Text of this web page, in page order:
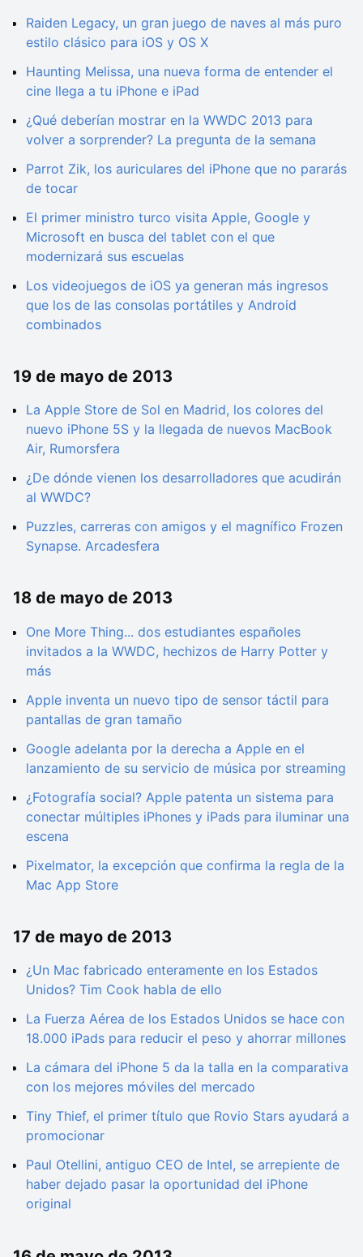
Raiden Legacy, un gran juego de naves al más puro
estilo clásico para iOS y OS X
Haunting Melissa, una nueva forma de entender el
cine llega a tu iPhone e iPad
¿Qué deberían mostrar en la WWDC 2013 para
volver a sorprender? La pregunta de la semana
Parrot Zik, los auriculares del iPhone que no pararás
de tocar
El primer ministro turco visita Apple, Google y
Microsoft en busca del tablet con el que
modernizará sus escuelas
Los videojuegos de iOS ya generan más ingresos
que los de las consolas portátiles y Android
combinados
19 de mayo de 2013
La Apple Store de Sol en Madrid, los colores del
nuevo iPhone 5S y la llegada de nuevos MacBook
Air, Rumorsfera
¿De dónde vienen los desarrolladores que acudirán
al WWDC?
Puzzles, carreras con amigos y el magnífico Frozen
Synapse. Arcadesfera
18 de mayo de 2013
One More Thing... dos estudiantes españoles
invitados a la WWDC, hechizos de Harry Potter y
más
Apple inventa un nuevo tipo de sensor táctil para
pantallas de gran tamaño
Google adelanta por la derecha a Apple en el
lanzamiento de su servicio de música por streaming
¿Fotografía social? Apple patenta un sistema para
conectar múltiples iPhones y iPads para iluminar una
escena
Pixelmator, la excepción que confirma la regla de la
Mac App Store
17 de mayo de 2013
¿Un Mac fabricado enteramente en los Estados
Unidos? Tim Cook habla de ello
La Fuerza Aérea de los Estados Unidos se hace con
18.000 iPads para reducir el peso y ahorrar millones
La cámara del iPhone 5 da la talla en la comparativa
con los mejores móviles del mercado
Tiny Thief, el primer título que Rovio Stars ayudará a
promocionar
Paul Otellini, antiguo CEO de Intel, se arrepiente de
haber dejado pasar la oportunidad del iPhone
original